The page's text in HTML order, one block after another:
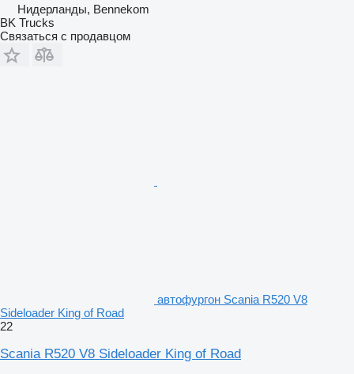
Нидерланды, Bennekom
BK Trucks
Связаться с продавцом
автофургон Scania R520 V8
Sideloader King of Road
22
Scania R520 V8 Sideloader King of Road